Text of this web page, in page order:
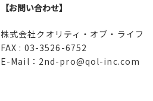
【お問い合わせ】
株式会社クオリティ・オブ・ライフ
FAX : 03-3526-6752
E-Mail：2nd-pro@qol-inc.com